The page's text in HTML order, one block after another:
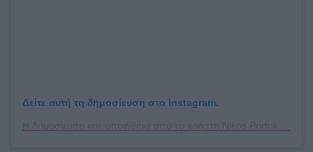
Δείτε αυτή τη δημοσίευση στο Instagram.